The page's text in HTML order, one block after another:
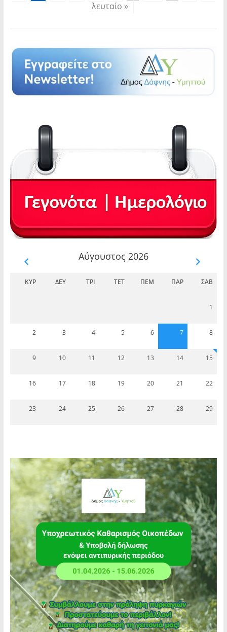
λευταίο »
Αύγουστος 2026
ΚΥΡ ΔΕΥ ΤΡΊ ΤΕΤ ΠΈΜ ΠΑΡ ΣΆΒ
1
2 3 4 5 6 7 8
9 10 11 12 13 14 15
16 17 18 19 20 21 22
23 24 25 26 27 28 29